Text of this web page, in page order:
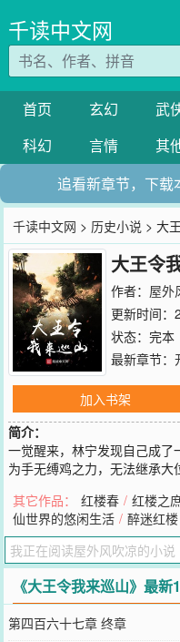
千读中文网
首页 玄幻 武
科幻
言情 其
追看新章节，下载
千读中文网 > 历史小说 > 大
大王令
作者： 屋外
更新时间：
状态：完本
最新章节：
加入书架
简介：
一觉醒来，林宁发现自己成了
为手无缚鸡之力，无法继承
快带人撤，我来断后，我是男
马尾的青衣少女随手将林宁推
宫禁止干政。”说罢，手提三
“夫君你不喜武道，那就……带
我来巡山咯！”“姐夫啊，我们
山！”
您要是觉得《
大王令我来巡山
博微信里的朋友推荐哦！
其它作品： 红楼春 / 红楼之
仙世界的悠闲生活 / 醉迷红楼
《大王令我来巡山》最新
第四百六十七章 终章